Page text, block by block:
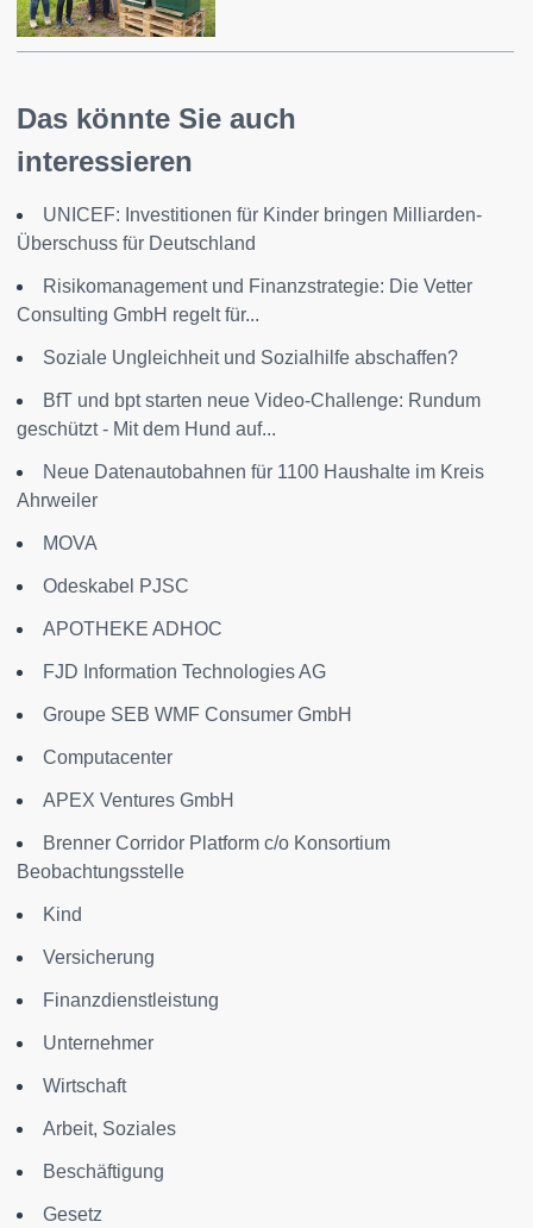
Das könnte Sie auch
interessieren
UNICEF: Investitionen für Kinder bringen Milliarden-
Überschuss für Deutschland
Risikomanagement und Finanzstrategie: Die Vetter
Consulting GmbH regelt für...
Soziale Ungleichheit und Sozialhilfe abschaffen?
BfT und bpt starten neue Video-Challenge: Rundum
geschützt - Mit dem Hund auf...
Neue Datenautobahnen für 1100 Haushalte im Kreis
Ahrweiler
MOVA
Odeskabel PJSC
APOTHEKE ADHOC
FJD Information Technologies AG
Groupe SEB WMF Consumer GmbH
Computacenter
APEX Ventures GmbH
Brenner Corridor Platform c/o Konsortium
Beobachtungsstelle
Kind
Versicherung
Finanzdienstleistung
Unternehmer
Wirtschaft
Arbeit, Soziales
Beschäftigung
Gesetz